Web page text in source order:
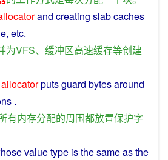
and creating slabcaches
, etc.
为VFS、 缓冲区高速缓存等创建
allocatorputsguard bytesaround
.
有内存分配的周围都放置保护字
valuetype is thesameas the